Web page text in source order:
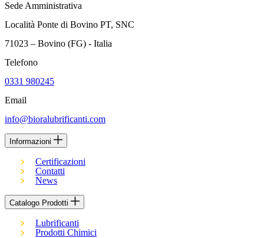
Sede Amministrativa
Località Ponte di Bovino PT, SNC
71023 – Bovino (FG) - Italia
Telefono
0331 980245
Email
info@bioralubrificanti.com
Informazioni
Certificazioni
Contatti
News
Catalogo Prodotti
Lubrificanti
Prodotti Chimici